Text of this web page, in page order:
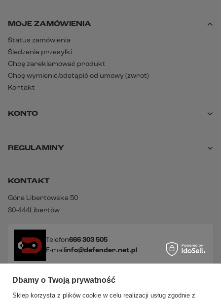
MOJE ZAMÓWIENIA
Status zamówienia
Śledzenie przesyłki
Chcę zareklamować produkt
Chcę wymienić/odstąpić od umowy (zwrot)
Kontakt
KONTO
REGULAMINY
KONTAKT
Góra Libertowska 50
30-444Libertów
Telefon666 303 505
E-mailinfo@defender.net.pl
Dbamy o Twoją prywatność
Sklep korzysta z plików cookie w celu realizacji usług zgodnie z